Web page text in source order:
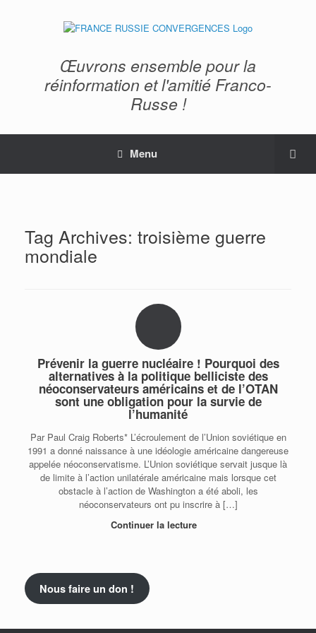
Œuvrons ensemble pour la
réinformation et l'amitié Franco-
Russe !
Menu
Tag Archives: troisième guerre
mondiale
Prévenir la guerre nucléaire ! Pourquoi des
alternatives à la politique belliciste des
néoconservateurs américains et de l’OTAN
sont une obligation pour la survie de
l’humanité
Par Paul Craig Roberts* L’écroulement de l’Union soviétique en
1991 a donné naissance à une idéologie américaine dangereuse
appelée néoconservatisme. L’Union soviétique servait jusque là
de limite à l’action unilatérale américaine mais lorsque cet
obstacle à l’action de Washington a été aboli, les
néoconservateurs ont pu inscrire à […]
Continuer la lecture
Nous faire un don !